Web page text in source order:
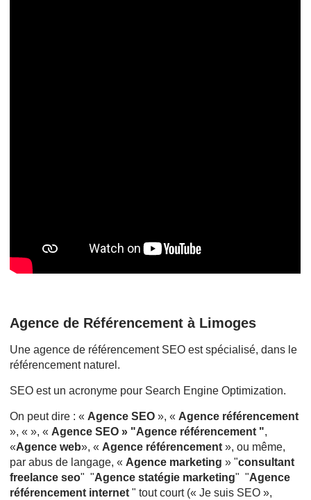
Agence de Référencement à Limoges
Une agence de référencement SEO est spécialisé, dans le
référencement naturel.
SEO est un acronyme pour Search Engine Optimization.
On peut dire : « Agence SEO », « Agence référencement
», « », « Agence SEO » "Agence référencement ",
«Agence web», « Agence référencement », ou même,
par abus de langage, « Agence marketing » "consultant
freelance seo" "Agence statégie marketing" "Agence
référencement internet" tout court (« Je suis SEO »,